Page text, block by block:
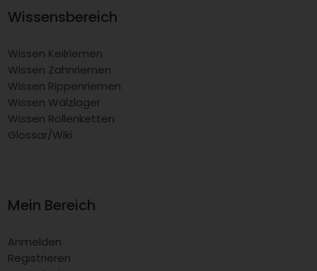
Wissensbereich
Wissen Keilriemen
Wissen Zahnriemen
Wissen Rippenriemen
Wissen Wälzlager
Wissen Rollenketten
Glossar/Wiki
Mein Bereich
Anmelden
Registrieren